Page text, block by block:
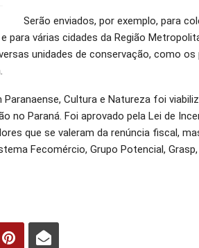
Serão enviados, por exemplo, para
para várias cidades da Região
unidades de conservação, como os
Paranaense, Cultura e Natureza foi
no Paraná. Foi aprovado pela Lei de
que se valeram da renúncia fiscal,
Fecomércio, Grupo Potencial,